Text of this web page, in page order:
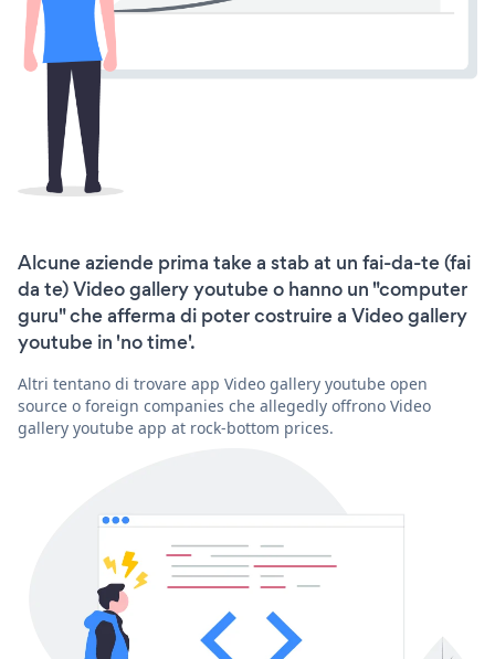
Alcune aziende prima take a stab at un fai-da-te (fai
da te) Video gallery youtube o hanno un "computer
guru" che afferma di poter costruire a Video gallery
youtube in 'no time'.
Altri tentano di trovare app Video gallery youtube open
source o foreign companies che allegedly offrono Video
gallery youtube app at rock-bottom prices.